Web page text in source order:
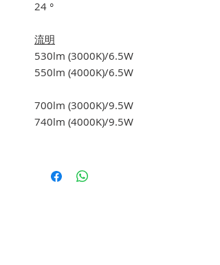
24 °
流明
530lm (3000K)/6.5W
550lm (4000K)/6.5W
700lm (3000K)/9.5W
740lm (4000K)/9.5W